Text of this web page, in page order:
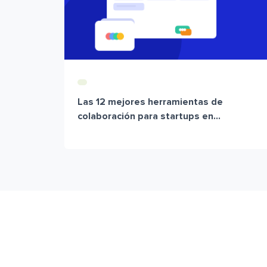
Las 12 mejores herramientas de
colaboración para startups en...